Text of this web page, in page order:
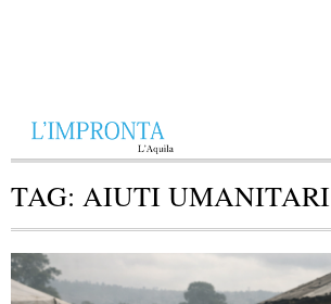
TAG: AIUTI UMANITARI